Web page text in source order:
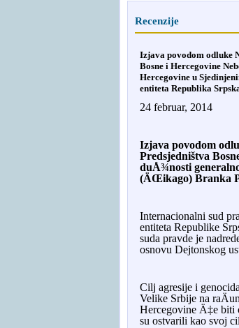
Recenzije
Izjava povodom odluke
Bosne i Hercegovine
Hercegovine u
entiteta Republika
24 februar, 2014
Izjava povodom
Predsjedništva
duÅ¾nosti
(ÄŒikago) Branka
Internacionalni sud
entiteta Republike
suda pravde je
osnovu Dejtonskog
Cilj agresije i
Velike Srbije na
Hercegovine Ä‡e biti
su ostvarili kao svoj